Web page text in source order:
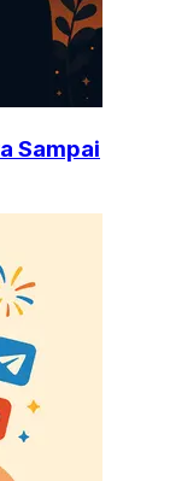
Sampai